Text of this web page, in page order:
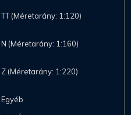
TT (Méretarány: 1:120)
N (Méretarány: 1:160)
Z (Méretarány: 1:220)
Egyéb